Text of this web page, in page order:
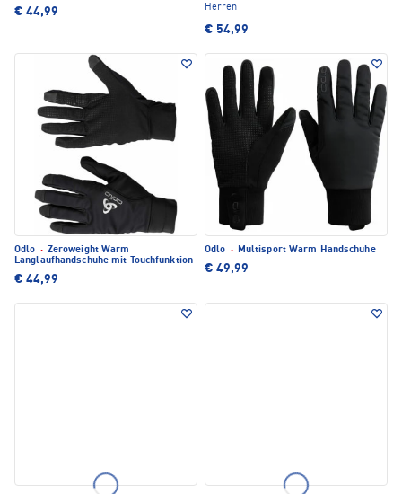
€ 44,99
Herren
€ 54,99
Odlo · Zeroweight Warm
Langlaufhandschuhe mit Touchfunktion
€ 44,99
Odlo · Multisport Warm Handschuhe
€ 49,99